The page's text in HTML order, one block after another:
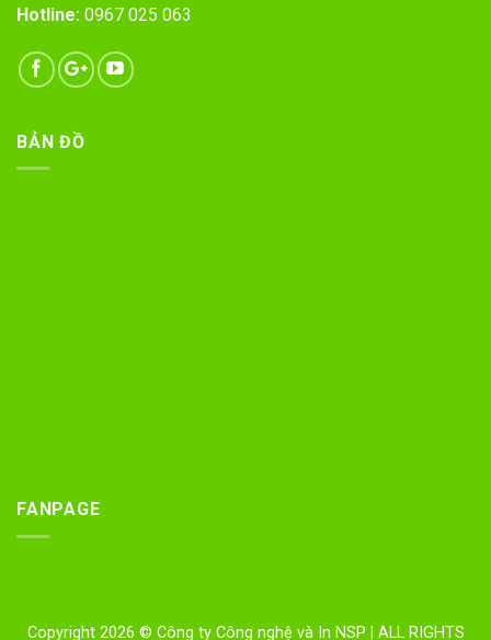
Hotline: 0967 025 063
BẢN ĐỒ
FANPAGE
Copyright 2026 © Công ty Công nghệ và In NSP | ALL RIGHTS